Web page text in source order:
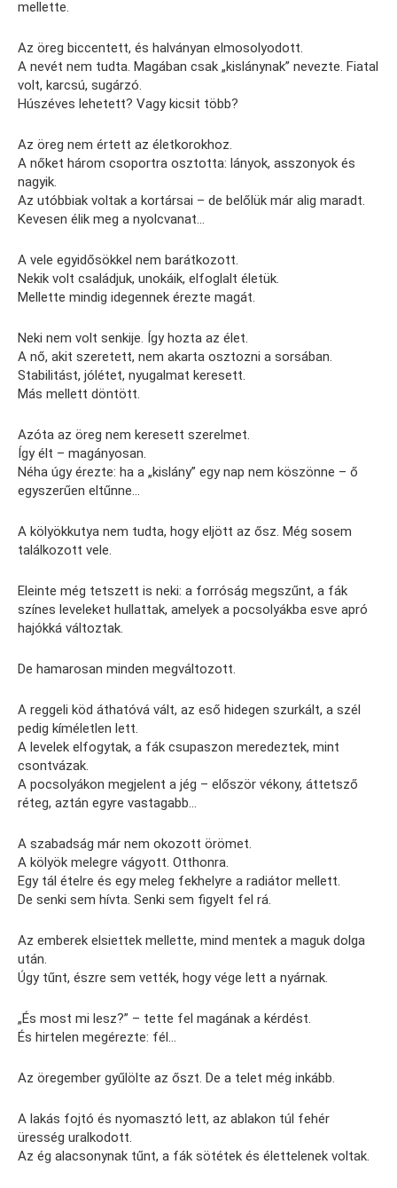
mellette.
Az öreg biccentett, és halványan elmosolyodott.
A nevét nem tudta. Magában csak „kislánynak” nevezte. Fiatal
volt, karcsú, sugárzó.
Húszéves lehetett? Vagy kicsit több?
Az öreg nem értett az életkorokhoz.
A nőket három csoportra osztotta: lányok, asszonyok és
nagyik.
Az utóbbiak voltak a kortársai – de belőlük már alig maradt.
Kevesen élik meg a nyolcvanat…
A vele egyidősökkel nem barátkozott.
Nekik volt családjuk, unokáik, elfoglalt életük.
Mellette mindig idegennek érezte magát.
Neki nem volt senkije. Így hozta az élet.
A nő, akit szeretett, nem akarta osztozni a sorsában.
Stabilitást, jólétet, nyugalmat keresett.
Más mellett döntött.
Azóta az öreg nem keresett szerelmet.
Így élt – magányosan.
Néha úgy érezte: ha a „kislány” egy nap nem köszönne – ő
egyszerűen eltűnne…
A kölyökkutya nem tudta, hogy eljött az ősz. Még sosem
találkozott vele.
Eleinte még tetszett is neki: a forróság megszűnt, a fák
színes leveleket hullattak, amelyek a pocsolyákba esve apró
hajókká változtak.
De hamarosan minden megváltozott.
A reggeli köd áthatóvá vált, az eső hidegen szurkált, a szél
pedig kíméletlen lett.
A levelek elfogytak, a fák csupaszon meredeztek, mint
csontvázak.
A pocsolyákon megjelent a jég – először vékony, áttetsző
réteg, aztán egyre vastagabb…
A szabadság már nem okozott örömet.
A kölyök melegre vágyott. Otthonra.
Egy tál ételre és egy meleg fekhelyre a radiátor mellett.
De senki sem hívta. Senki sem figyelt fel rá.
Az emberek elsiettek mellette, mind mentek a maguk dolga
után.
Úgy tűnt, észre sem vették, hogy vége lett a nyárnak.
„És most mi lesz?” – tette fel magának a kérdést.
És hirtelen megérezte: fél…
Az öregember gyűlölte az őszt. De a telet még inkább.
A lakás fojtó és nyomasztó lett, az ablakon túl fehér
üresség uralkodott.
Az ég alacsonynak tűnt, a fák sötétek és élettelenek voltak.